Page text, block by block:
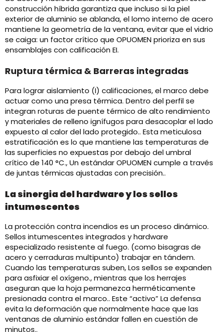
construcción híbrida garantiza que incluso si la piel
exterior de aluminio se ablanda, el lomo interno de acero
mantiene la geometría de la ventana, evitar que el vidrio
se caiga: un factor crítico que OPUOMEN prioriza en sus
ensamblajes con calificación EI.
Ruptura térmica & Barreras integradas
Para lograr aislamiento (I) calificaciones, el marco debe
actuar como una presa térmica. Dentro del perfil se
integran roturas de puente térmico de alto rendimiento
y materiales de relleno ignífugos para desacoplar el lado
expuesto al calor del lado protegido.. Esta meticulosa
estratificación es lo que mantiene las temperaturas de
las superficies no expuestas por debajo del umbral
crítico de 140 °C., Un estándar OPUOMEN cumple a través
de juntas térmicas ajustadas con precisión..
La sinergia del hardware y los sellos
intumescentes
La protección contra incendios es un proceso dinámico.
Sellos intumescentes integrados y hardware
especializado resistente al fuego. (como bisagras de
acero y cerraduras multipunto) trabajar en tándem.
Cuando las temperaturas suben, Los sellos se expanden
para asfixiar el oxígeno., mientras que los herrajes
aseguran que la hoja permanezca herméticamente
presionada contra el marco.. Este “activo” La defensa
evita la deformación que normalmente hace que las
ventanas de aluminio estándar fallen en cuestión de
minutos..